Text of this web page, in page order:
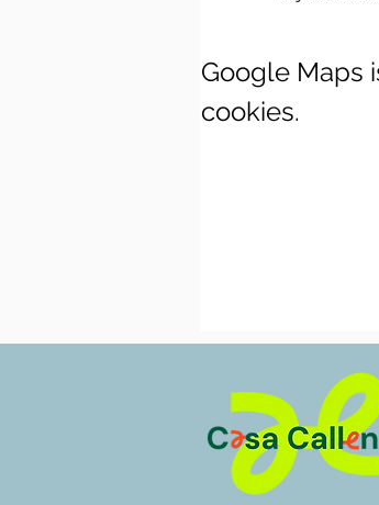
Google Maps
cookies.